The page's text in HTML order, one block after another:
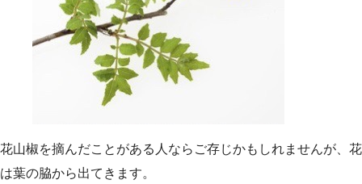
花山椒を摘んだことがある人ならご存じかもしれませんが、花
は葉の脇から出てきます。